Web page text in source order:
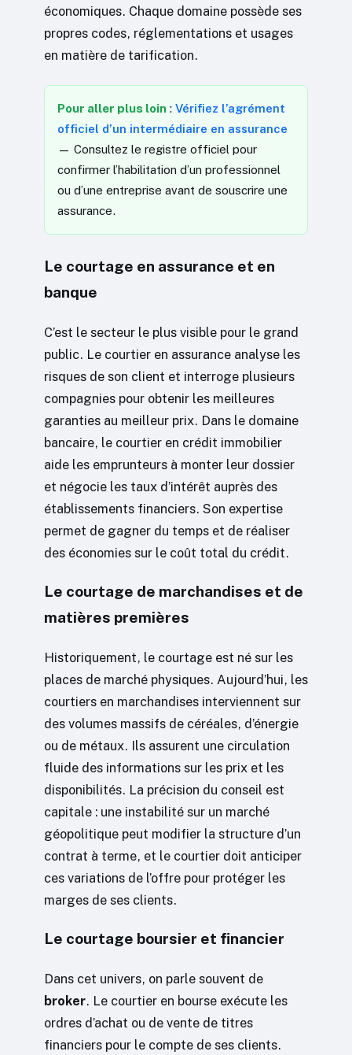
économiques. Chaque domaine possède ses
propres codes, réglementations et usages
en matière de tarification.
Pour aller plus loin : Vérifiez l’agrément
officiel d’un intermédiaire en assurance
— Consultez le registre officiel pour
confirmer l’habilitation d’un professionnel
ou d’une entreprise avant de souscrire une
assurance.
Le courtage en assurance et en
banque
C’est le secteur le plus visible pour le grand
public. Le courtier en assurance analyse les
risques de son client et interroge plusieurs
compagnies pour obtenir les meilleures
garanties au meilleur prix. Dans le domaine
bancaire, le courtier en crédit immobilier
aide les emprunteurs à monter leur dossier
et négocie les taux d’intérêt auprès des
établissements financiers. Son expertise
permet de gagner du temps et de réaliser
des économies sur le coût total du crédit.
Le courtage de marchandises et de
matières premières
Historiquement, le courtage est né sur les
places de marché physiques. Aujourd’hui, les
courtiers en marchandises interviennent sur
des volumes massifs de céréales, d’énergie
ou de métaux. Ils assurent une circulation
fluide des informations sur les prix et les
disponibilités. La précision du conseil est
capitale : une instabilité sur un marché
géopolitique peut modifier la structure d’un
contrat à terme, et le courtier doit anticiper
ces variations de l’offre pour protéger les
marges de ses clients.
Le courtage boursier et financier
Dans cet univers, on parle souvent de
broker. Le courtier en bourse exécute les
ordres d’achat ou de vente de titres
financiers pour le compte de ses clients.